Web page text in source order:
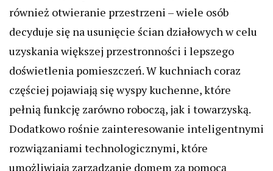
również otwieranie przestrzeni – wiele osób
decyduje się na usunięcie ścian działowych w celu
uzyskania większej przestronności i lepszego
doświetlenia pomieszczeń. W kuchniach coraz
częściej pojawiają się wyspy kuchenne, które
pełnią funkcję zarówno roboczą, jak i towarzyską.
Dodatkowo rośnie zainteresowanie inteligentnymi
rozwiązaniami technologicznymi, które
umożliwiają zarządzanie domem za pomocą